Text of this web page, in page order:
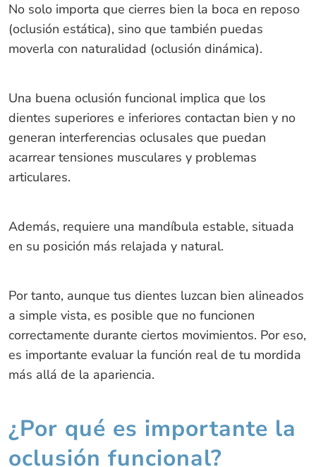
No solo importa que cierres bien la boca en reposo
(oclusión estática), sino que también puedas
moverla con naturalidad (oclusión dinámica).
Una buena oclusión funcional implica que los
dientes superiores e inferiores contactan bien y no
generan interferencias oclusales que puedan
acarrear tensiones musculares y problemas
articulares.
Además, requiere una mandíbula estable, situada
en su posición más relajada y natural.
Por tanto, aunque tus dientes luzcan bien alineados
a simple vista, es posible que no funcionen
correctamente durante ciertos movimientos. Por eso,
es importante evaluar la función real de tu mordida
más allá de la apariencia.
¿Por qué es importante la
oclusión funcional?